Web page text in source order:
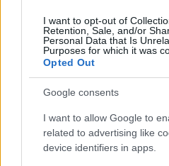
I want to opt-out of
Retention, Sale, and/or
Personal Data that Is
Purposes for which it was
Opted Out
Google consents
I want to allow Google to
related to advertising like
device identifiers in apps.